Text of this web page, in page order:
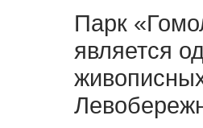
Парк
является